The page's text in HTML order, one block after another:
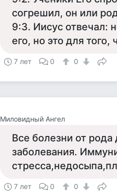
согрешил, он или
9:3. Иисус отвечал:
его, но это для
7 лет 0 0
Миловидный Ангел
Все болезни от
заболевания.
7 лет 0 0